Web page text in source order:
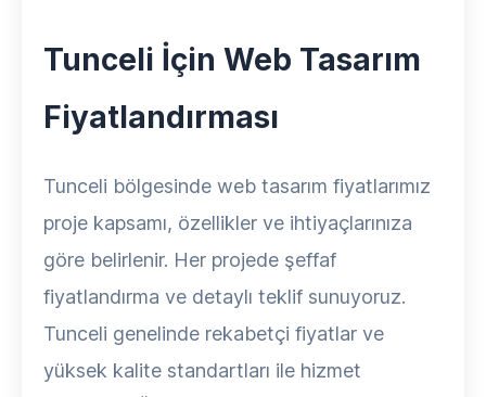
Tunceli İçin Web Tasarım
Fiyatlandırması
Tunceli bölgesinde web tasarım fiyatlarımız
proje kapsamı, özellikler ve ihtiyaçlarınıza
göre belirlenir. Her projede şeffaf
fiyatlandırma ve detaylı teklif sunuyoruz.
Tunceli genelinde rekabetçi fiyatlar ve
yüksek kalite standartları ile hizmet